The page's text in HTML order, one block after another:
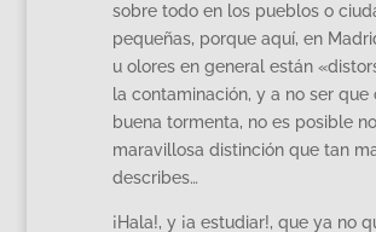
sobre todo en los pueblos o
pequeñas, porque aquí, en
u olores en general están
la contaminación, y a no ser que
buena tormenta, no es posible
maravillosa distinción que tan
describes…
¡Hala!, y ¡a estudiar!, que ya no